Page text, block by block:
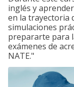
inglés y
en la trayectoria
simulaciones
prepararte para
exámenes de
NATE."